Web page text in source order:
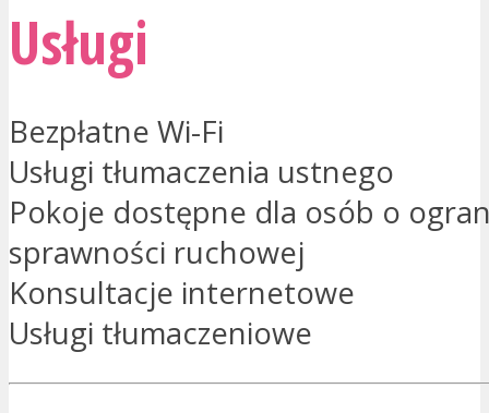
Usługi
Bezpłatne Wi-Fi
Usługi tłumaczenia ustnego
Pokoje dostępne dla osób o
sprawności ruchowej
Konsultacje internetowe
Usługi tłumaczeniowe